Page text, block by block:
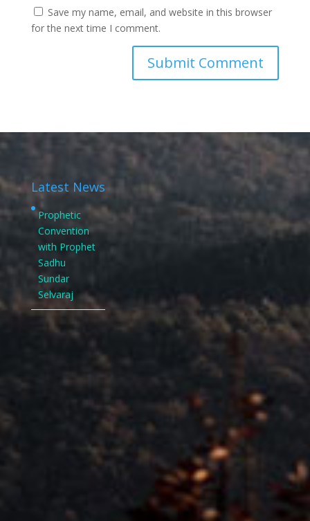
Save my name, email, and website in this browser
for the next time I comment.
Latest News
Prophetic
Convention
with Prophet
Sadhu
Sundar
Selvaraj